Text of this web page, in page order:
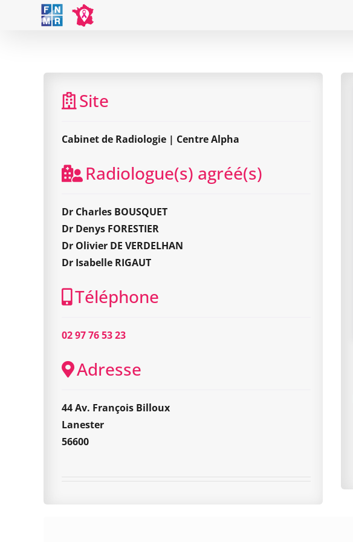
Site
Cabinet de Radiologie | Centre Alpha
Radiologue(s) agréé(s)
Dr Charles BOUSQUET
Dr Denys FORESTIER
Dr Olivier DE VERDELHAN
Dr Isabelle RIGAUT
Téléphone
02 97 76 53 23
Adresse
44 Av. François Billoux
Lanester
56600